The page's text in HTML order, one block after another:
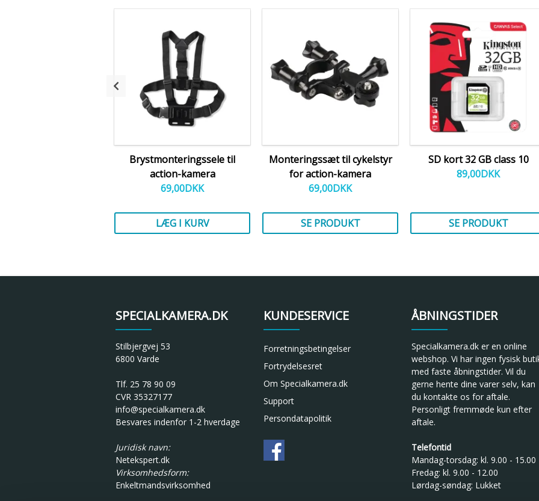
Brystmonteringssele til
action-kamera
69,00DKK
LÆG I KURV
Monteringssæt til cykelstyr
for action-kamera
69,00DKK
SE PRODUKT
SD kort 32 GB class 10
89,00DKK
SE PRODUKT
SPECIALKAMERA.DK
Stilbjergvej 53
6800 Varde
Tlf. 25 78 90 09
CVR 35327177
info@specialkamera.dk
Besvares indenfor 1-2 hverdage
Juridisk navn:
Netekspert.dk
Virksomhedsform:
Enkeltmandsvirksomhed
KUNDESERVICE
Forretningsbetingelser
Fortrydelsesret
Om Specialkamera.dk
Support
Persondatapolitik
ÅBNINGSTIDER
Specialkamera.dk er en online
webshop. Vi har ingen fysisk
med faste åbningstider. Vil du
gerne hente dine varer selv, kan
du kontakte os for aftale.
Personligt fremmøde kun efter
aftale.
Telefontid
Mandag-torsdag: kl. 9.00 - 15.00
Fredag: kl. 9.00 - 12.00
Lørdag-søndag: Lukket